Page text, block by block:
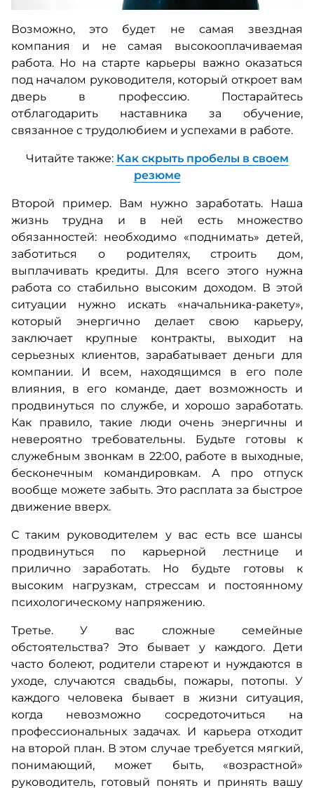
Возможно, это будет не самая звездная
компания и не самая высокооплачиваемая
работа. Но на старте карьеры важно оказаться
под началом руководителя, который откроет вам
дверь в профессию. Постарайтесь
отблагодарить наставника за обучение,
связанное с трудолюбием и успехами в работе.
Читайте также: Как скрыть пробелы в своем
резюме
Второй пример. Вам нужно заработать. Наша
жизнь трудна и в ней есть множество
обязанностей: необходимо «поднимать» детей,
заботиться о родителях, строить дом,
выплачивать кредиты. Для всего этого нужна
работа со стабильно высоким доходом. В этой
ситуации нужно искать «начальника-ракету»,
который энергично делает свою карьеру,
заключает крупные контракты, выходит на
серьезных клиентов, зарабатывает деньги для
компании. И всем, находящимся в его поле
влияния, в его команде, дает возможность и
продвинуться по службе, и хорошо заработать.
Как правило, такие люди очень энергичны и
невероятно требовательны. Будьте готовы к
служебным звонкам в 22:00, работе в выходные,
бесконечным командировкам. А про отпуск
вообще можете забыть. Это расплата за быстрое
движение вверх.
С таким руководителем у вас есть все шансы
продвинуться по карьерной лестнице и
прилично заработать. Но будьте готовы к
высоким нагрузкам, стрессам и постоянному
психологическому напряжению.
Третье. У вас сложные семейные
обстоятельства? Это бывает у каждого. Дети
часто болеют, родители стареют и нуждаются в
уходе, случаются свадьбы, пожары, потопы. У
каждого человека бывает в жизни ситуация,
когда невозможно сосредоточиться на
профессиональных задачах. И карьера отходит
на второй план. В этом случае требуется мягкий,
понимающий, может быть, «возрастной»
руководитель, готовый понять и принять вашу